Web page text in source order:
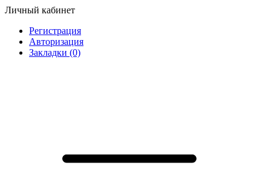
Личный кабинет
Регистрация
Авторизация
Закладки (0)